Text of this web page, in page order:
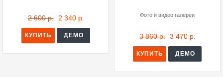
2 600 р. 2 340 р.
КУПИТЬ ДЕМО
Фото и видео галереи
3 860 р. 3 470 р.
КУПИТЬ ДЕМО